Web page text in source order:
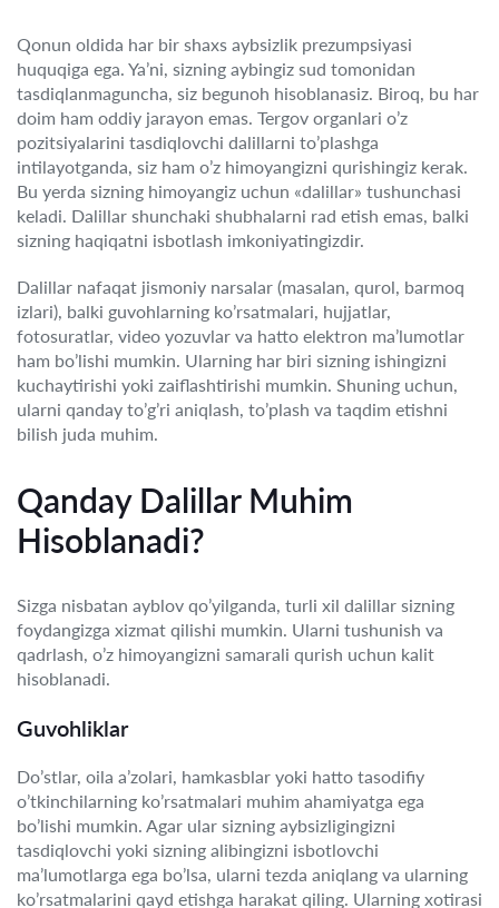
Qonun oldida har bir shaxs aybsizlik prezumpsiyasi
huquqiga ega. Ya’ni, sizning aybingiz sud tomonidan
tasdiqlanmaguncha, siz begunoh hisoblanasiz. Biroq, bu har
doim ham oddiy jarayon emas. Tergov organlari o’z
pozitsiyalarini tasdiqlovchi dalillarni to’plashga
intilayotganda, siz ham o’z himoyangizni qurishingiz kerak.
Bu yerda sizning himoyangiz uchun «dalillar» tushunchasi
keladi. Dalillar shunchaki shubhalarni rad etish emas, balki
sizning haqiqatni isbotlash imkoniyatingizdir.
Dalillar nafaqat jismoniy narsalar (masalan, qurol, barmoq
izlari), balki guvohlarning ko’rsatmalari, hujjatlar,
fotosuratlar, video yozuvlar va hatto elektron ma’lumotlar
ham bo’lishi mumkin. Ularning har biri sizning ishingizni
kuchaytirishi yoki zaiflashtirishi mumkin. Shuning uchun,
ularni qanday to’g’ri aniqlash, to’plash va taqdim etishni
bilish juda muhim.
Qanday Dalillar Muhim
Hisoblanadi?
Sizga nisbatan ayblov qo’yilganda, turli xil dalillar sizning
foydangizga xizmat qilishi mumkin. Ularni tushunish va
qadrlash, o’z himoyangizni samarali qurish uchun kalit
hisoblanadi.
Guvohliklar
Do’stlar, oila a’zolari, hamkasblar yoki hatto tasodifiy
o’tkinchilarning ko’rsatmalari muhim ahamiyatga ega
bo’lishi mumkin. Agar ular sizning aybsizligingizni
tasdiqlovchi yoki sizning alibingizni isbotlovchi
ma’lumotlarga ega bo’lsa, ularni tezda aniqlang va ularning
ko’rsatmalarini qayd etishga harakat qiling. Ularning xotirasi